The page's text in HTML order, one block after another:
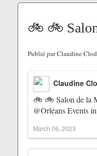
🚲 🚲
Publié par Claudine
🚲 🚲 Salon de la
@Orléans Events
Claudine
March 06, 2023